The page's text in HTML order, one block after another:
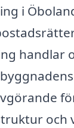
i
handlar
och